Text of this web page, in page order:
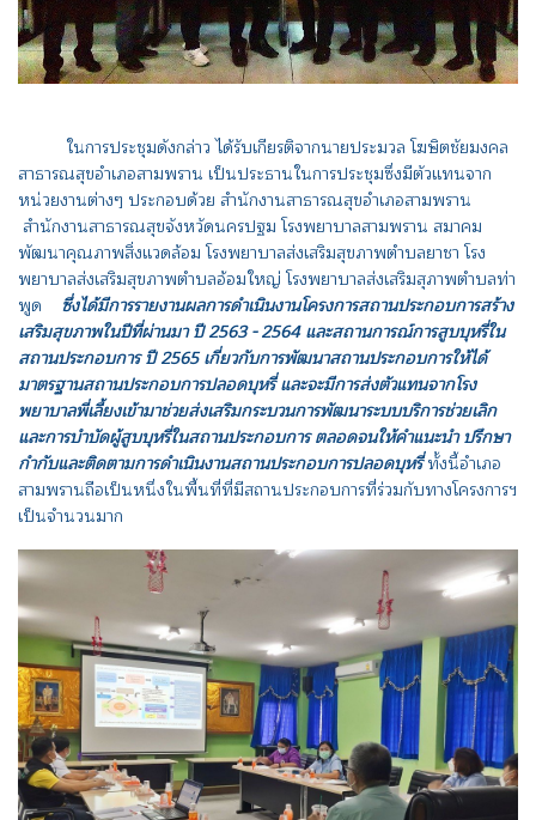
ในการประชุมดังกล่าว ได้รับเกียรติจากนายประมวล โฆษิตชัยมงคล
สาธารณสุขอำเภอสามพราน เป็นประธานในการประชุมซึ่งมีตัวแทนจาก
หน่วยงานต่างๆ ประกอบด้วย สำนักงานสาธารณสุขอำเภอสามพราน
สำนักงานสาธารณสุขจังหวัดนครปฐม โรงพยาบาลสามพราน สมาคม
พัฒนาคุณภาพสิ่งแวดล้อม โรงพยาบาลส่งเสริมสุขภาพตำบลยาชา โรง
พยาบาลส่งเสริมสุขภาพตำบลอ้อมใหญ่ โรงพยาบาลส่งเสริมสุภาพตำบลท่า
พูด ซึ่งได้มีการรายงานผลการดำเนินงานโครงการสถานประกอบการสร้าง
เสริมสุขภาพในปีที่ผ่านมา ปี 2563 - 2564 และสถานการณ์การสูบบุหรี่ใน
สถานประกอบการ ปี 2565 เกี่ยวกับการพัฒนาสถานประกอบการให้ได้
มาตรฐานสถานประกอบการปลอดบุหรี่ และจะมีการส่งตัวแทนจากโรง
พยาบาลพี่เลี้ยงเข้ามาช่วยส่งเสริมกระบวนการพัฒนาระบบบริการช่วยเลิก
และการบำบัดผู้สูบบุหรี่ในสถานประกอบการ ตลอดจนให้คำแนะนำ ปรึกษา
กำกับและติดตามการดำเนินงานสถานประกอบการปลอดบุหรี่ทั้งนี้อำเภอ
สามพรานถือเป็นหนึ่งในพื้นที่ที่มีสถานประกอบการที่ร่วมกับทางโครงการฯ
เป็นจำนวนมาก